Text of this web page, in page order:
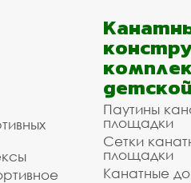
Паутины
площадки
Сетки
площадки
Канатные